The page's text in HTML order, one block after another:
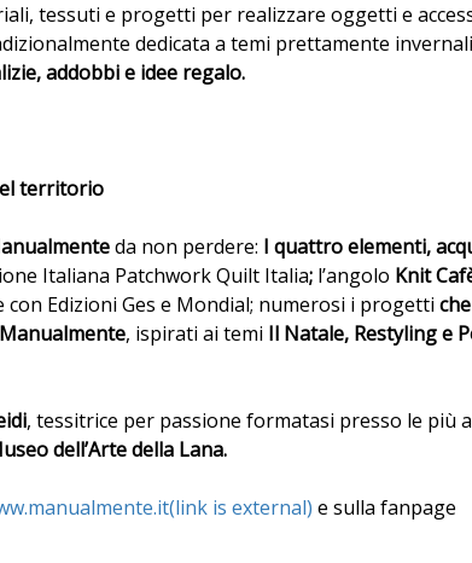
tessuti e progetti per realizzare oggetti e
dedicata a temi prettamente
addobbi e idee regalo.
territorio
da non perdere: I quattro elementi,
Italiana Patchwork Quilt Italia; l’angolo Knit
Edizioni Ges e Mondial; numerosi i progetti
, ispirati ai temi Il Natale, Restyling e
, tessitrice per passione formatasi presso le più
dell’Arte della Lana.
is external) e sulla fanpage